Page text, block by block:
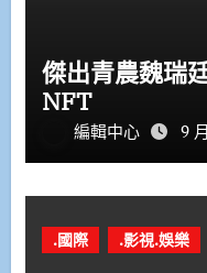
傑出青農魏瑞
NFT
編輯中心 9
.國際 .影視.娛樂